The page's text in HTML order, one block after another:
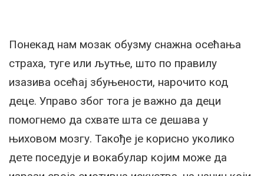
Понекад нам мозак обузму снажна осећања
страха, туге или љутње, што по правилу
изазива осећај збуњености, нарочито код
деце. Управо због тога је важно да деци
помогнемо да схвате шта се дешава у
њиховом мозгу. Такође је корисно уколико
дете поседује и вокабулар којим може да